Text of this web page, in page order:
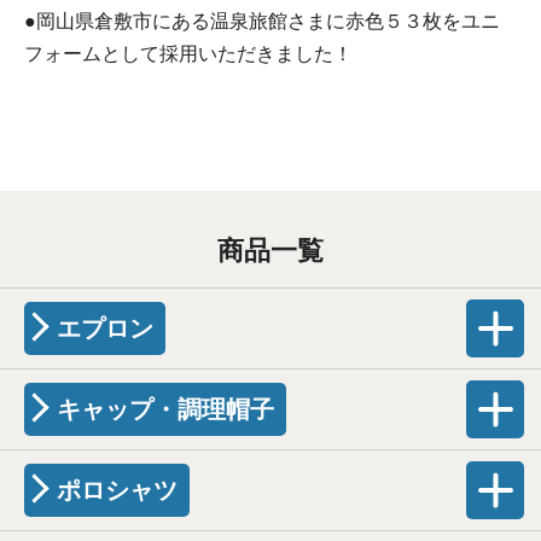
●岡山県倉敷市にある温泉旅館さまに赤色５３枚をユニ
フォームとして採用いただきました！
商品一覧
エプロン
キャップ・調理帽子
ポロシャツ